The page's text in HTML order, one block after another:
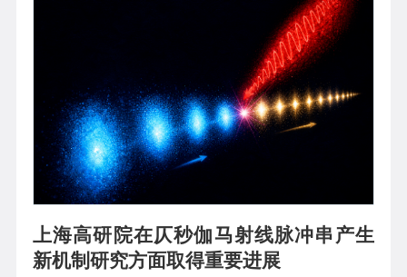
上海高研院在仄秒伽马射线脉冲串产生
新机制研究方面取得重要进展